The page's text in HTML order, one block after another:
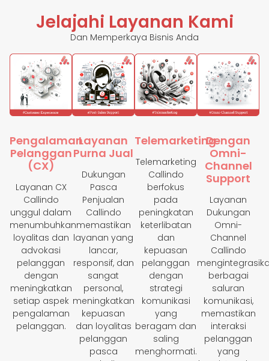
Jelajahi Layanan Kami
Dan Memperkaya Bisnis Anda
Pengalaman
Pelanggan
(CX)
Layanan CX
Callindo
unggul dalam
menumbuhkan
loyalitas dan
advokasi
pelanggan
dengan
meningkatkan
setiap aspek
pengalaman
pelanggan.
Layanan
Purna Jual
Dukungan
Pasca
Penjualan
Callindo
memastikan
layanan yang
lancar,
responsif, dan
sangat
personal,
meningkatkan
kepuasan
dan loyalitas
pelanggan
pasca
Telemarketing
Telemarketing
Callindo
berfokus
pada
peningkatan
keterlibatan
dan
kepuasan
pelanggan
dengan
strategi
komunikasi
yang
beragam dan
saling
menghormati.
Dengan
Omni-
Channel
Support
Layanan
Dukungan
Omni-
Channel
Callindo
berbagai
saluran
komunikasi,
memastikan
interaksi
pelanggan
yang